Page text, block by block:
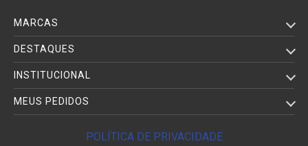
MARCAS
DESTAQUES
INSTITUCIONAL
MEUS PEDIDOS
POLÍTICA DE PRIVACIDADE